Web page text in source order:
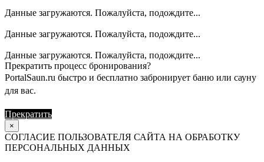
Данные загружаются. Пожалуйста, подождите...
Данные загружаются. Пожалуйста, подождите...
Данные загружаются. Пожалуйста, подождите...
Прекратить процесс бронирования?
PortalSaun.ru быстро и бесплатно забронирует баню или сауну
для вас.
Прекратить
×
СОГЛАСИЕ ПОЛЬЗОВАТЕЛЯ САЙТА НА ОБРАБОТКУ
ПЕРСОНАЛЬНЫХ ДАННЫХ